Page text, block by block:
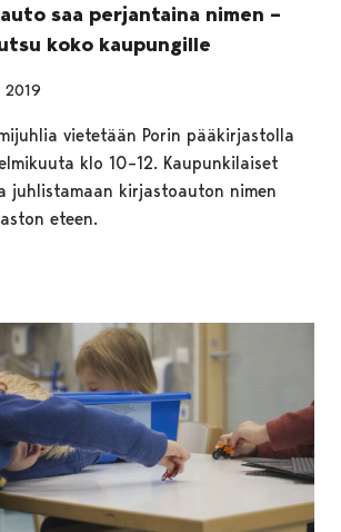
saa perjantaina nimen –
koko kaupungille
vietetään Porin pääkirjastolla
klo 10–12. Kaupunkilaiset
juhlistamaan kirjastoauton nimen
eteen.